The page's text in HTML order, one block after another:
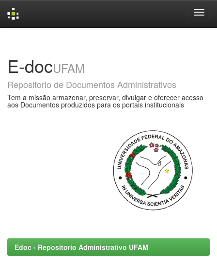
E-docUFAM
Repositorio de Documentos Administrativos
Tem a missão armazenar, preservar, divulgar e oferecer acesso
aos Documentos produzidos para os portais institucionais
Edoc - Repositorio Administrativo UFAM